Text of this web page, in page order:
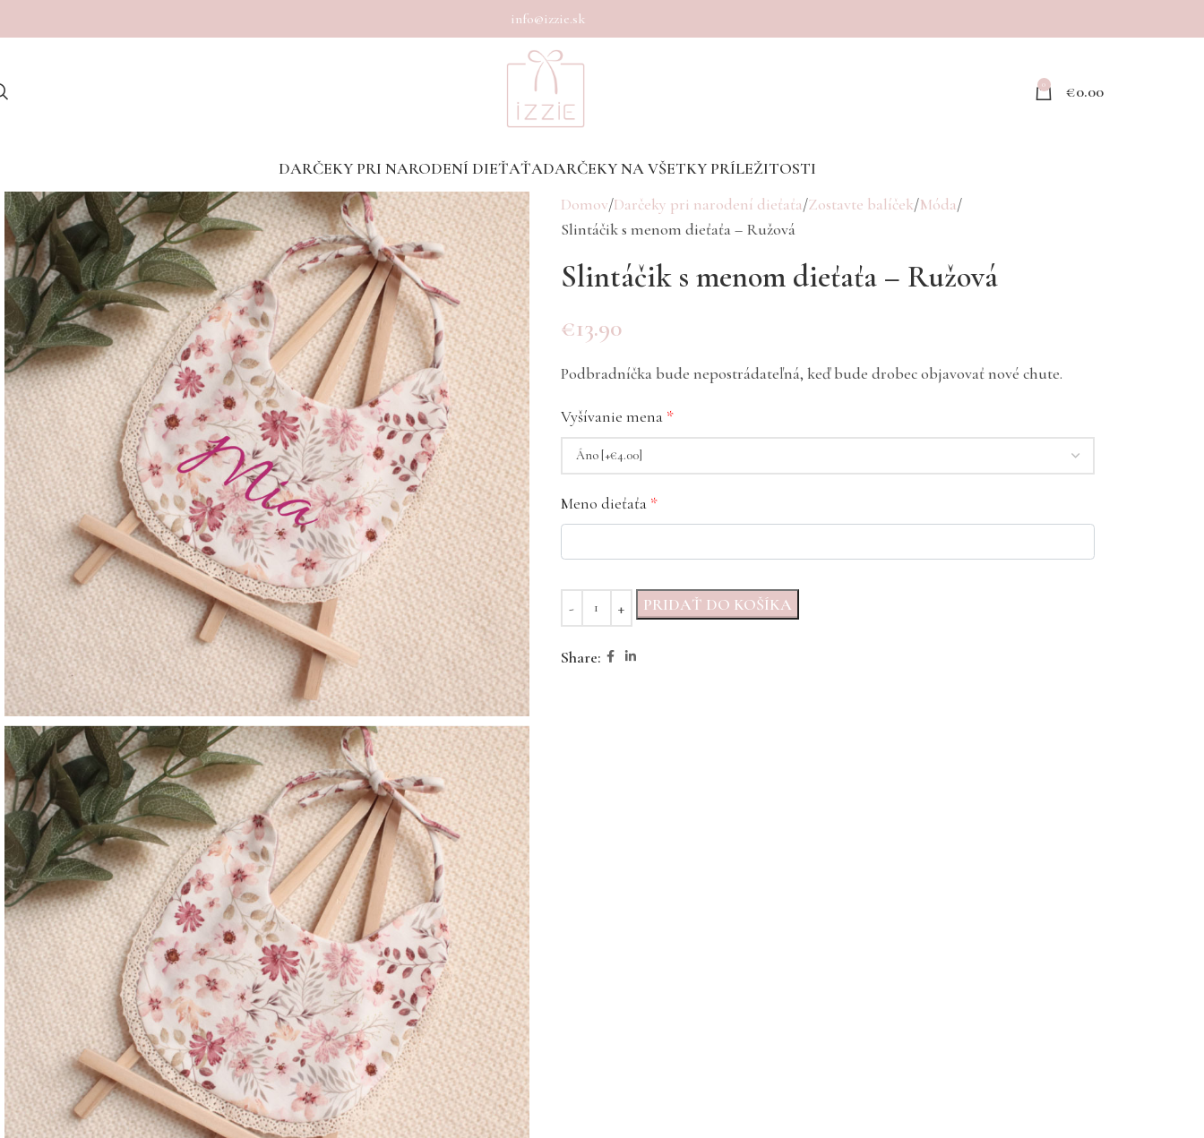
info@izzie.sk
0 €0.00
DARČEKY PRI NARODENÍ DIEŤAŤADARČEKY NA VŠETKY PRÍLEŽITOSTI
Domov Darčeky pri narodení dieťaťa Zostavte balíček Móda
Slintáčik s menom dieťaťa – Ružová
Slintáčik s menom dieťaťa – Ružová
€13.90
Podbradníčka bude nepostrádateľná, keď bude drobec objavovať nové chute.
Vyšívanie mena*
Meno dieťaťa*
PRIDAŤ DO KOŠÍKA
Share: